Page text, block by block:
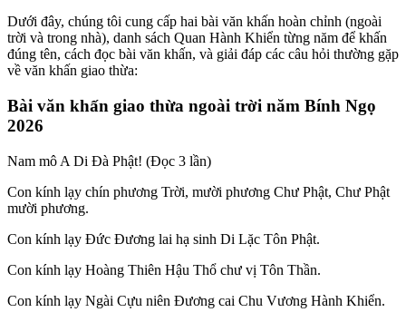
Dưới đây, chúng tôi cung cấp hai bài văn khấn hoàn chỉnh (ngoài
trời và trong nhà), danh sách Quan Hành Khiển từng năm để khấn
đúng tên, cách đọc bài văn khấn, và giải đáp các câu hỏi thường gặp
về văn khấn giao thừa:
Bài văn khấn giao thừa ngoài trời năm Bính Ngọ
2026
Nam mô A Di Đà Phật! (Đọc 3 lần)
Con kính lạy chín phương Trời, mười phương Chư Phật, Chư Phật
mười phương.
Con kính lạy Đức Đương lai hạ sinh Di Lặc Tôn Phật.
Con kính lạy Hoàng Thiên Hậu Thổ chư vị Tôn Thần.
Con kính lạy Ngài Cựu niên Đương cai Chu Vương Hành Khiển.